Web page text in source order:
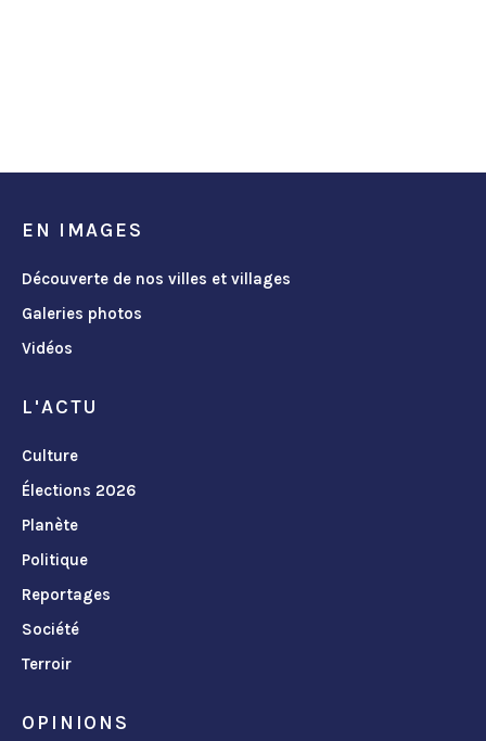
EN IMAGES
Découverte de nos villes et villages
Galeries photos
Vidéos
L'ACTU
Culture
Élections 2026
Planète
Politique
Reportages
Société
Terroir
OPINIONS